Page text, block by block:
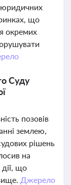
юридичних
що
окремих
Суду
позовів
землею,
рішень
на
дії, що
Джерело